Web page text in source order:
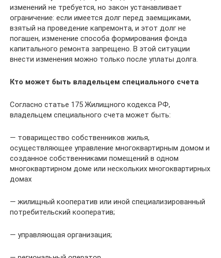
изменений не требуется, но закон устанавливает
ограничение: если имеется долг перед заемщиками,
взятый на проведение капремонта, и этот долг не
погашен, изменение способа формирования фонда
капитального ремонта запрещено. В этой ситуации
внести изменения можно только после уплаты долга.
Кто может быть владельцем специального счета
Согласно статье 175 Жилищного кодекса РФ,
владельцем специального счета может быть:
— товарищество собственников жилья,
осуществляющее управление многоквартирным домом и
созданное собственниками помещений в одном
многоквартирном доме или нескольких многоквартирных
домах
— жилищный кооператив или иной специализированный
потребительский кооператив;
— управляющая организация;